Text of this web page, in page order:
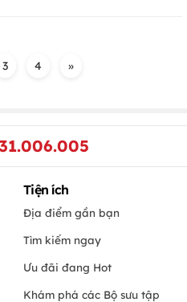
3 4 »
Tiện ích
Địa điểm gần bạn
Tìm kiếm ngay
Ưu đãi đang Hot
Khám phá các Bộ sưu tập